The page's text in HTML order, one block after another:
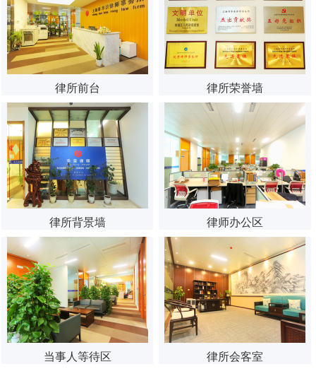
律所前台 律所荣誉墙
律所背景墙 律师办公区
当事人等待区 律所会客室